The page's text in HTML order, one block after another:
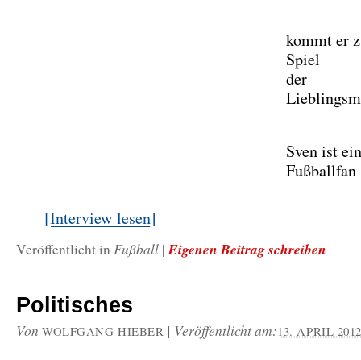
kommt er
Spiel
der
Sven ist
[Interview lesen]
Veröffentlicht in Fußball | Eigenen Beitrag schreiben
Politisches
Von WOLFGANG HIEBER | Veröffentlicht am:13. APRIL 2012